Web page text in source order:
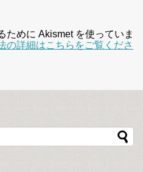
ために Akismet を使っていま
の詳細はこちらをご覧くださ